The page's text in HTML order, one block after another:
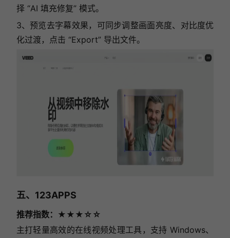
择 “AI 填充修复” 模式。
3、预览去字幕效果，可同步调整画面亮度、对比度优
化过渡，点击 “Export” 导出文件。
五、123APPS
推荐指数：★★★☆☆
主打轻量高效的在线视频处理工具，支持 Windows、